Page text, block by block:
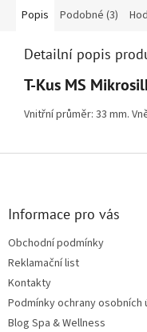
Popis Podobné (3)
Detailní popis
T-Kus MS
Vnitřní průměr: 33 mm.
Zápatí
Informace pro vás
Obchodní podmínky
Reklamační list
Kontakty
Podmínky ochrany osobních
Blog Spa & Wellness